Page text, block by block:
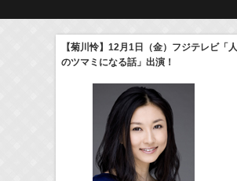
本日の出演情報8/7(Fri) イベント
22:00-
TV) Tシャツが乾くまで
【菊川怜】12月1日（金）フジテレビ「
のツマミになる話」出演！